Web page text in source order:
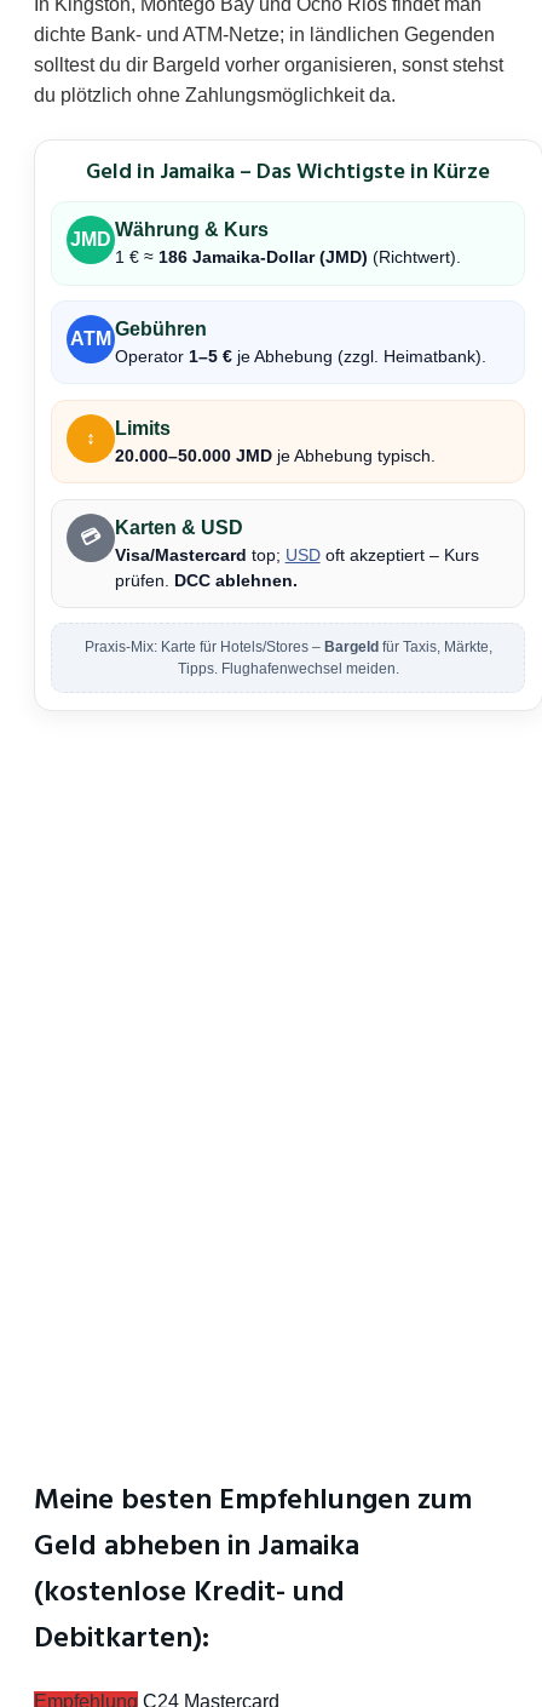
dichte Bank- und ATM-Netze; in ländlichen Gegenden
solltest du dir Bargeld vorher organisieren, sonst stehst
du plötzlich ohne Zahlungsmöglichkeit da.
Geld in Jamaika – Das Wichtigste in Kürze
JMD Währung & Kurs
1 € ≈ 186 Jamaika-Dollar (JMD) (Richtwert).
ATM Gebühren
Operator 1–5 €je Abhebung (zzgl. Heimatbank).
↕ Limits
20.000–50.000 JMDje Abhebung typisch.
💳 Karten & USD
Visa/Mastercard top; USDoft akzeptiert – Kurs
prüfen. DCC ablehnen.
Praxis-Mix: Karte für Hotels/Stores – Bargeld für Taxis, Märkte,
Tipps. Flughafenwechsel meiden.
Meine besten Empfehlungen zum
Geld abheben in Jamaika
(kostenlose Kredit- und
Debitkarten):
Empfehlung C24 Mastercard